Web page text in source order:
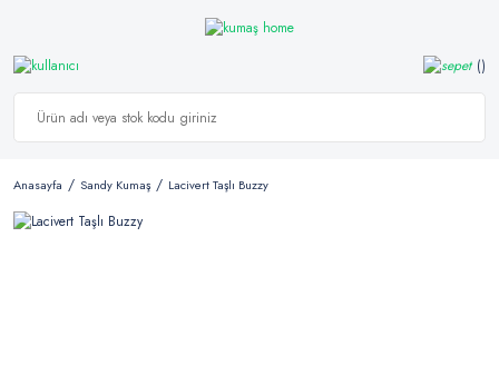
Anasayfa Sandy Kumaş Lacivert Taşlı Buzzy